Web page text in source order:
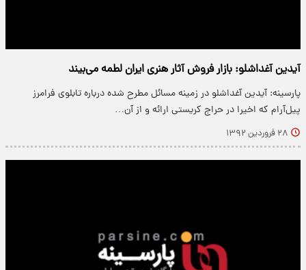
آیدین آغداشلو: بازار فروش آثار هنری ایران لطمه می‌بیند
پارسینه: آیدین آغداشلو در زمینه مسائل مطرح شده درباره تابلوی فرامرز
پیل‌آرام که اخیرا در حراج کریستی ارائه و از آن…
۲۸ فروردین ۱۳۹۲